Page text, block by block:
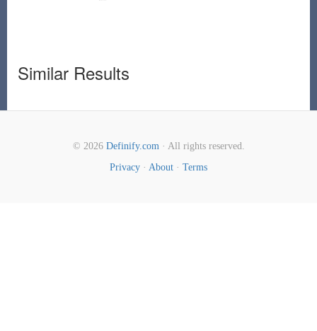
Similar Results
© 2026 Definify.com· All rights reserved.
Privacy · About · Terms